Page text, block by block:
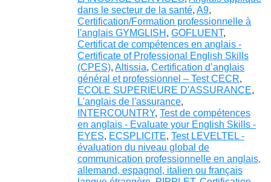
dans le secteur de la santé, A9,
Certification/Formation professionnelle à
l'anglais GYMGLISH , GOFLUENT,
Certificat de compétences en anglais -
Certificate of Professional English Skills
(CPES), Altissia, Certification d’anglais
général et professionnel – Test CECR,
ECOLE SUPERIEURE D'ASSURANCE,
L'anglais de l'assurance,
INTERCOUNTRY, Test de compétences
en anglais - Evaluate your English Skills -
EYES, ECSPLICITE, Test LEVELTEL -
évaluation du niveau global de
communication professionnelle en anglais,
allemand, espagnol, italien ou français